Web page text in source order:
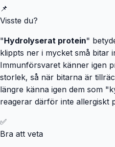
📌
Visste du?
"Hydrolyserat protein"
klippts ner i mycket små bitar
Immunförsvaret känner igen
storlek, så när bitarna är
längre känna igen dem som
reagerar därför inte allergiskt
✅
Bra att veta